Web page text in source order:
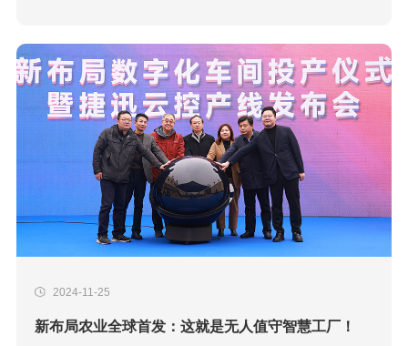
2024-11-25
新布局农业全球首发：这就是无人值守智慧工厂！